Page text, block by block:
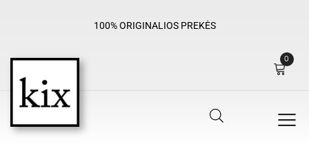
100% ORIGINALIOS PREKĖS
0